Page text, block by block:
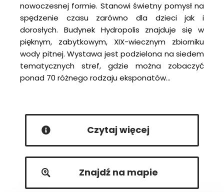
nowoczesnej formie. Stanowi świetny pomysł na
spędzenie czasu zarówno dla dzieci jak i
dorosłych. Budynek Hydropolis znajduje się w
pięknym, zabytkowym, XIX-wiecznym zbiorniku
wody pitnej. Wystawa jest podzielona na siedem
tematycznych stref, gdzie można zobaczyć
ponad 70 różnego rodzaju eksponatów…
Czytaj więcej
Znajdź na mapie